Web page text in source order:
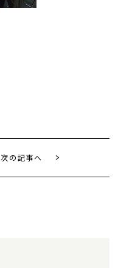
次の記事へ